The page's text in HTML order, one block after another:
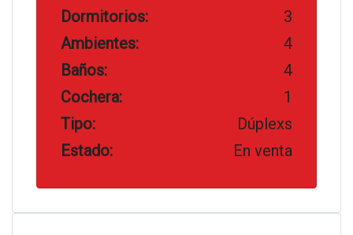
Dormitorios:
3
Ambientes:
4
Baños:
4
Cochera:
1
Tipo:
Dúplexs
Estado:
En venta